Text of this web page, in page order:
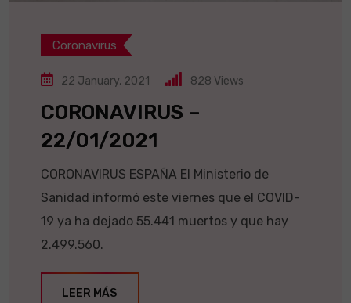
Coronavirus
22 January, 2021 828 Views
CORONAVIRUS –
22/01/2021
CORONAVIRUS ESPAÑA El Ministerio de
Sanidad informó este viernes que el COVID-
19 ya ha dejado 55.441 muertos y que hay
2.499.560.
LEER MÁS